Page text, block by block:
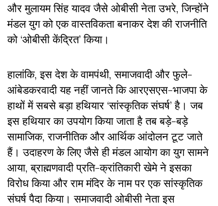
और मुलायम सिंह यादव जैसे ओबीसी नेता उभरे, जिन्होंने
मंडल युग को एक वास्तविकता बनाकर देश की राजनीति
को ‘ओबीसी केंद्रित’ किया।
हालांकि, इस देश के वामपंथी, समाजवादी और फुले-
आंबेडकरवादी यह नहीं जानते कि आरएसएस-भाजपा के
हाथों में सबसे बड़ा हथियार ‘सांस्कृतिक संघर्ष’ है। जब
इस हथियार का उपयोग किया जाता है तब बड़े-बड़े
सामाजिक, राजनीतिक और आर्थिक आंदोलन टूट जाते
हैं। उदाहरण के लिए जैसे ही मंडल आयोग का युग सामने
आया, ब्राह्मणवादी प्रति-क्रांतिकारी खेमे ने इसका
विरोध किया और राम मंदिर के नाम पर एक सांस्कृतिक
संघर्ष पैदा किया। समाजवादी ओबीसी नेता इस